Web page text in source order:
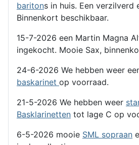
baritons in huis. Een verzilverd
Binnenkort beschikbaar.
15-7-2026 een Martin Magna
ingekocht. Mooie Sax,
24-6-2026 We hebben weer
baskarinet op voorraad.
21-5-2026 We hebben weer
Basklarinetten tot lage C op
6-5-2026 mooie SML sopraan